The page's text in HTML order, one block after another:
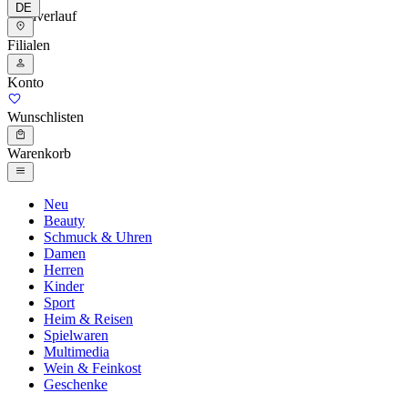
Suchverlauf
DE
Filialen
Konto
Wunschlisten
Warenkorb
Neu
Beauty
Schmuck & Uhren
Damen
Herren
Kinder
Sport
Heim & Reisen
Spielwaren
Multimedia
Wein & Feinkost
Geschenke